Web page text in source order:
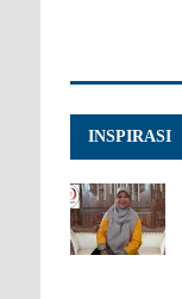
INSPIRASI